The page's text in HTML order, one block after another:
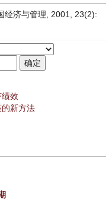
经济与管理, 2001, 23(2):
效
新方法